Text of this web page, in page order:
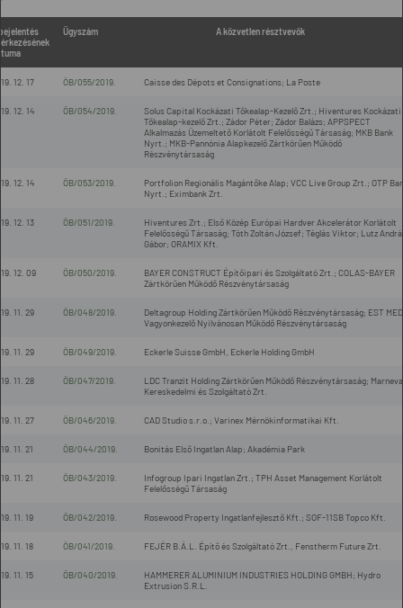
Ügyszám A közvetlen résztvevők
12. 17 ÖB/055/2019. Caisse des Dépots et Consignations; La Poste
12. 14 ÖB/054/2019.
Solus Capital Kockázati Tőkealap-Kezelő Zrt.; Hiventures Kockázati
Tőkealap-kezelő Zrt.; Zádor Péter; Zádor Balázs; APPSPECT
Alkalmazás Üzemeltető Korlátolt Felelősségű Társaság; MKB Bank
Nyrt.; MKB-Pannónia Alapkezelő Zártkörűen Működő
Részvénytársaság
12. 14 ÖB/053/2019.
Portfolion Regionális Magántőke Alap; VCC Live Group Zrt.; OTP
Nyrt.; Eximbank Zrt.
12. 13 ÖB/051/2019.
Hiventures Zrt.; Első Közép Európai Hardver Akcelerátor Korlátolt
Felelősségű Társaság; Tóth Zoltán József; Téglás Viktor; Lutz
Gábor; ORAMIX Kft.
12. 09 ÖB/050/2019.
BAYER CONSTRUCT Építőipari és Szolgáltató Zrt.; COLAS-BAYER
Zártkörűen Működő Részvénytársaság
11. 29 ÖB/048/2019.
Deltagroup Holding Zártkörűen Működő Részvénytársaság; EST
Vagyonkezelő Nyilvánosan Működő Részvénytársaság
11. 29 ÖB/049/2019. Eckerle Suisse GmbH, Eckerle Holding GmbH
11. 28 ÖB/047/2019.
LDC Tranzit Holding Zártkörűen Működő Részvénytársaság;
Kereskedelmi és Szolgáltató Zrt.
11. 27 ÖB/046/2019. CAD Studio s.r.o.; Varinex Mérnökinformatikai Kft.
11. 21 ÖB/044/2019. Bonitás Első Ingatlan Alap; Akadémia Park
11. 21 ÖB/043/2019.
Infogroup Ipari Ingatlan Zrt.; TPH Asset Management Korlátolt
Felelősségű Társaság
11. 19 ÖB/042/2019. Rosewood Property Ingatlanfejlesztő Kft.; SOF-11SB Topco Kft.
11. 18 ÖB/041/2019. FEJÉR B.Á.L. Építő és Szolgáltató Zrt., Fenstherm Future Zrt.
11. 15 ÖB/040/2019.
HAMMERER ALUMINIUM INDUSTRIES HOLDING GMBH; Hydro
Extrusion S.R.L.